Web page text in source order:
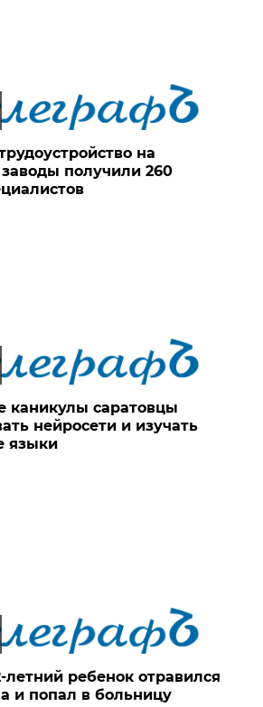
на
заводы получили 260
каникулы саратовцы
нейросети и изучать
языки
летний ребенок отравился
и попал в больницу